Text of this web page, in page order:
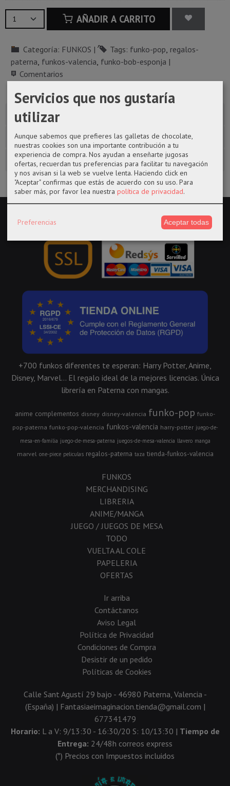
AÑADIR A CARRITO
Categoría: FUNKOS | Tags: funko-pop regalos-
paterna funkos-valencia funko-bob-esponja |
Comentarios
Descripción
Costes de Envío
Comentarios
+700 funkos diferentes te esperan: Harry Potter, Anime,
Disney, Marvel... El regalo ideal de la mejores licencias. Única
librería en Paterna con mangas.
anime complementos disney disney-valencia funko-pop funko-
pop-paterna funko-pop-valencia funkos-valencia harry-potter juego-de-
mesa-en-familia juego-de-mesa-paterna juegos-de-mesa-valencia llavero manga
marvel one-piece peliculas regalos-paterna taza tienda-funkos-valencia
FUNKOS
MERCHANDISING
LIBRERIA
ANIME/MANGA
JUEGO / JUEGOS DE MESA
TODO
VUELTA AL COLE
PAPELERIA
OFERTAS
Ir arriba
Contáctanos
Aviso Legal
Política de Privacidad
Condiciones de Compra
Desistir de un pedido
Políticas de Cookies
Calle Sant Agustí 29 bajo - 46980 Paterna, Valencia -
(España) | Fantasiaeimaginacion.tienda@gmail.com |
677341479
Horario: L a V: 9/13:30 - 16:30/20 S: 10/13:30 | Tiempo de
Entrega: 24/48h correos express
(*) Precios con Impuestos incluidos
Servicios que nos gustaría
utilizar
Aunque sabemos que prefieres las galletas de chocolate,
nuestras cookies son una importante contribución a tu
experiencia de compra. Nos ayudan a enseñarte jugosas
ofertas, recuerdan tus preferencias para facilitar tu navegación
y nos avisan si la web se vuelve lenta. Haciendo click en
"Aceptar" confirmas que estás de acuerdo con su uso. Para
saber más, por favor lea nuestra política de privacidad.
Preferencias Aceptar todas